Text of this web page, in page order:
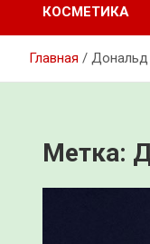
КОСМЕТИКА
Главная Дональд
Метка: